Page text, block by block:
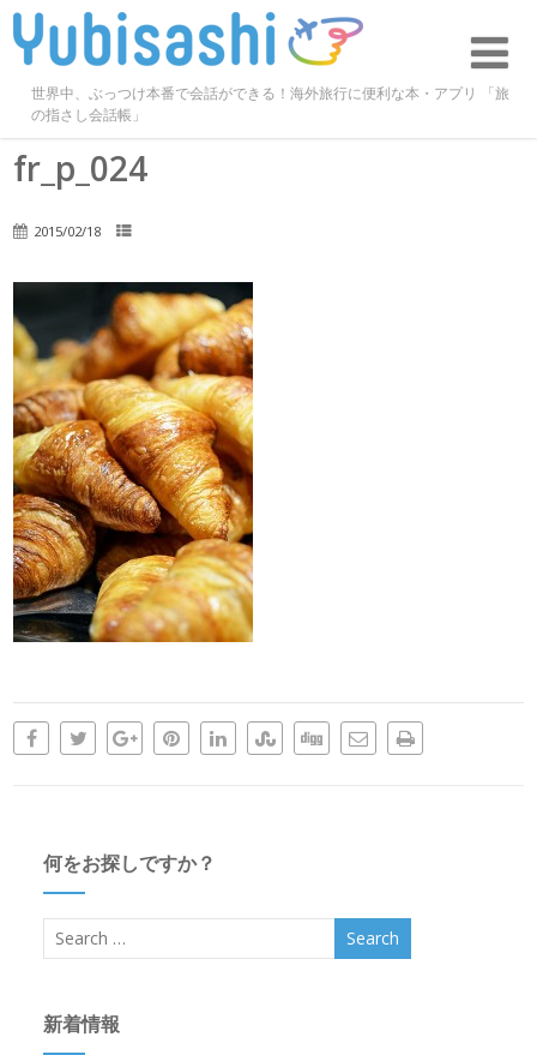
世界中、ぶっつけ本番で会話ができる！海外旅行に便利な本・アプリ 「旅
の指さし会話帳」
fr_p_024
2015/02/18
何をお探しですか？
新着情報